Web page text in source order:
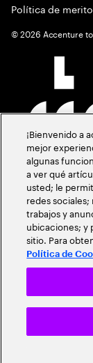
Política de
©2026 Accenture
¡Bienvenido a
mejor
algunas
a ver qué
usted; le
redes
trabajos y
ubicaciones; y
sitio. Para
Política de